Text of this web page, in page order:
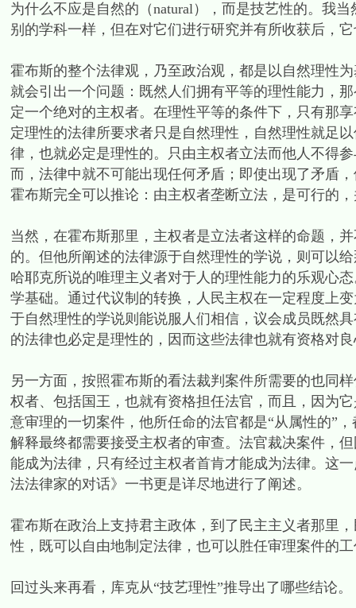
为什么不应是自然的（natural），而是技艺性的。我
别的学科一样，但在对它们进行研究并有所收获后，
霍布斯的整个法律观，乃至政治观，都是以自然理性
就会引出一个问题：既然人们拥有平等的理性能力，
定一个绝对的主权者。在理性平等的条件下，只有那
定理性的法律所要求者只是自然理性，自然理性就足
律，也就必定是理性的。只由主权者立法而他人不得
而，法律中就不可能出现任何矛盾；即使出现了矛盾
霍布斯完全可以推论：由主权者垄断立法，是可行的
当然，在霍布斯那里，主权者是立法者这样的命题，
的。但他所阐述的法律源于自然理性的学说，则可以
哈耶克所说的唯理主义者对于人的理性能力的乐观心
学基础。通过代议制的转换，人民主权在一定程度上
于自然理性的学说则能说服人们相信，议会成员既然
的法律也必定是理性的，因而这些法律也就有资格对
另一方面，按照霍布斯的看法裁判案件所需要的也同
权者、包括国王，也就有资格担任法官，而且，因为
意审理的一切案件，他所任命的法官都是“从属性的”
解释最终都需要接受主权者的审查。法官裁决案件，
能成为法律，只有经过主权者首肯才能成为法律。这
法法律家的对话》一书更是详尽地进行了阐述。
霍布斯在政治上支持君主政体，到了民主主义者那里
性，既可以自由地制定法律，也可以胜任审理案件的
回过头来再看，库克从“技艺理性”推导出了哪些结论。